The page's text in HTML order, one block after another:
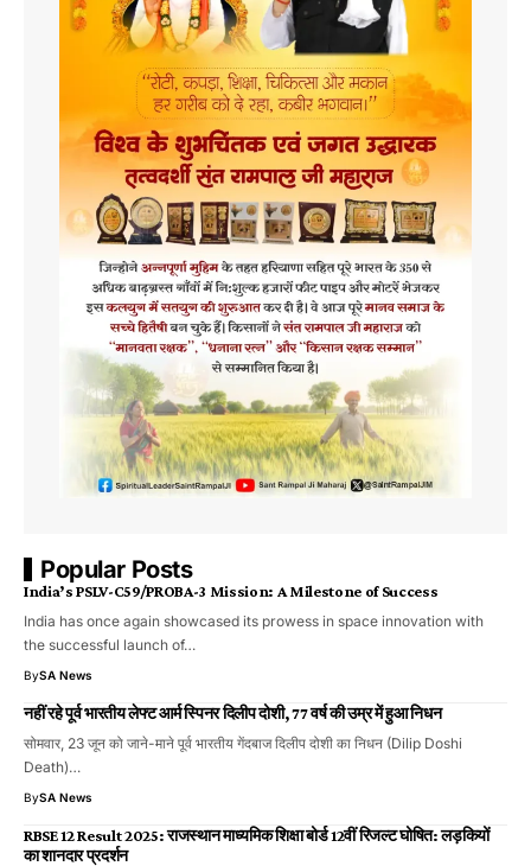
Popular Posts
India’s PSLV-C59/PROBA-3 Mission: A Milestone of Success
India has once again showcased its prowess in space innovation with
the successful launch of…
BySA News
नहीं रहे पूर्व भारतीय लेफ्ट आर्म स्पिनर दिलीप दोशी, 77 वर्ष की उम्र में हुआ निधन
सोमवार, 23 जून को जाने-माने पूर्व भारतीय गेंदबाज दिलीप दोशी का निधन (Dilip Doshi
Death)…
BySA News
RBSE 12 Result 2025: राजस्थान माध्यमिक शिक्षा बोर्ड 12वीं रिजल्ट घोषित: लड़कियों
का शानदार प्रदर्शन